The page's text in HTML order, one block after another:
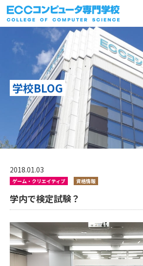
学校BLOG
2018.01.03
ゲーム・クリエイティブ 資格情報
学内で検定試験？